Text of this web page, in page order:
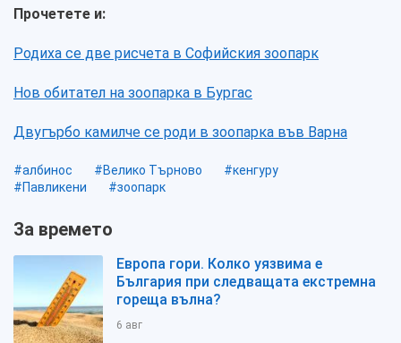
Прочетете и:
Родиха се две рисчета в Софийския зоопарк
Нов обитател на зоопарка в Бургас
Двугърбо камилче се роди в зоопарка във Варна
#албинос #Велико Търново
#кенгуру
#Павликени
#зоопарк
За времето
Европа гори. Колко уязвима е
България при следващата екстремна
гореща вълна?
6 авг